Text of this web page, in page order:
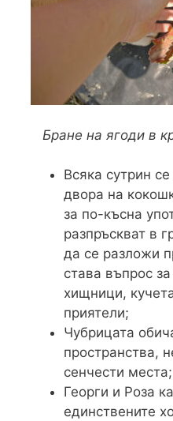
Бране на ягоди в
Всяка сутрин
двора на
за по-късна
разпръскват в
да се разложи
става въпрос
хищници,
приятели;
Чубрицата
пространства,
сенчести места;
Георги и Роза
единствените